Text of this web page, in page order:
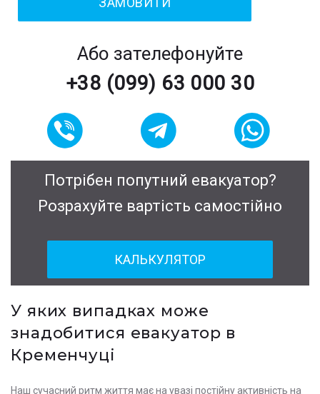
Або зателефонуйте
+38 (099) 63 000 30
Потрібен попутний евакуатор?
Розрахуйте вартість самостійно
КАЛЬКУЛЯТОР
У яких випадках може
знадобитися евакуатор в
Кременчуці
Наш сучасний ритм життя має на увазі постійну активність на